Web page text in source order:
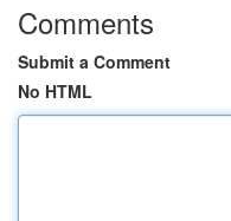
Comments
Submit a Comment
No HTML